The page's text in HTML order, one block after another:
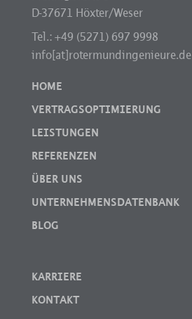
D-37671 Höxter/Weser
Tel.: +49 (5271) 697 9998
info[at]rotermundingenieure.de
HOME
VERTRAGSOPTIMIERUNG
LEISTUNGEN
REFERENZEN
ÜBER UNS
UNTERNEHMENSDATENBANK
BLOG
KARRIERE
KONTAKT